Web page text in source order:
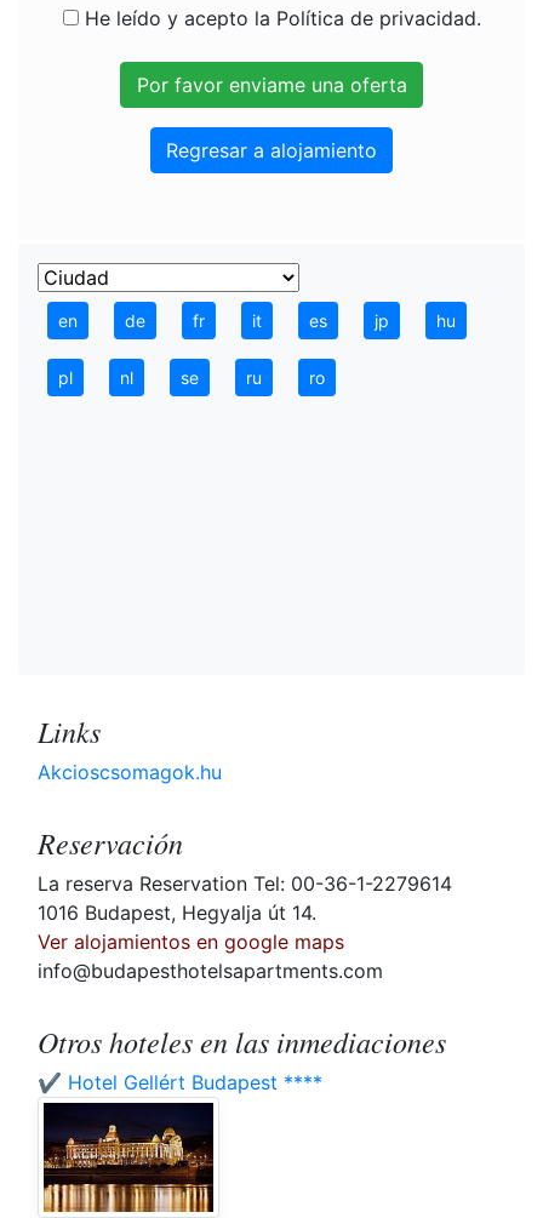
He leído y acepto la Política de privacidad.
Regresar a alojamiento
en de fr it es jp hu
pl nl se ru ro
Links
Akcioscsomagok.hu
Reservación
La reserva Reservation Tel: 00-36-1-2279614
1016 Budapest, Hegyalja út 14.
Ver alojamientos en google maps
info@budapesthotelsapartments.com
Otros hoteles en las inmediaciones
✔️ Hotel Gellért Budapest ****